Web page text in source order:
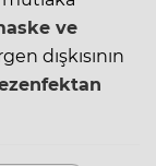
ve
dışkısının